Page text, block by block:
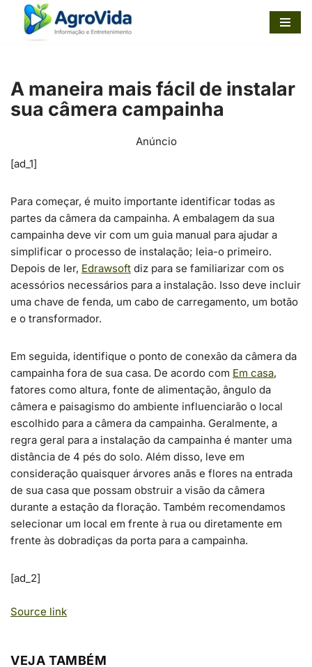
Pular
conteúdo
A maneira mais fácil de instalar
sua câmera campainha
Anúncio
[ad_1]
Para começar, é muito importante identificar todas as
partes da câmera da campainha. A embalagem da sua
campainha deve vir com um guia manual para ajudar a
simplificar o processo de instalação; leia-o primeiro.
Depois de ler, Edrawsoft diz para se familiarizar com os
acessórios necessários para a instalação. Isso deve incluir
uma chave de fenda, um cabo de carregamento, um botão
e o transformador.
Em seguida, identifique o ponto de conexão da câmera da
campainha fora de sua casa. De acordo com Em casa,
fatores como altura, fonte de alimentação, ângulo da
câmera e paisagismo do ambiente influenciarão o local
escolhido para a câmera da campainha. Geralmente, a
regra geral para a instalação da campainha é manter uma
distância de 4 pés do solo. Além disso, leve em
consideração quaisquer árvores anãs e flores na entrada
de sua casa que possam obstruir a visão da câmera
durante a estação da floração. Também recomendamos
selecionar um local em frente à rua ou diretamente em
frente às dobradiças da porta para a campainha.
[ad_2]
Source link
VEJA TAMBÉM